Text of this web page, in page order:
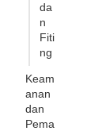
da
n
Fiti
ng
Keam
anan
dan
Pema